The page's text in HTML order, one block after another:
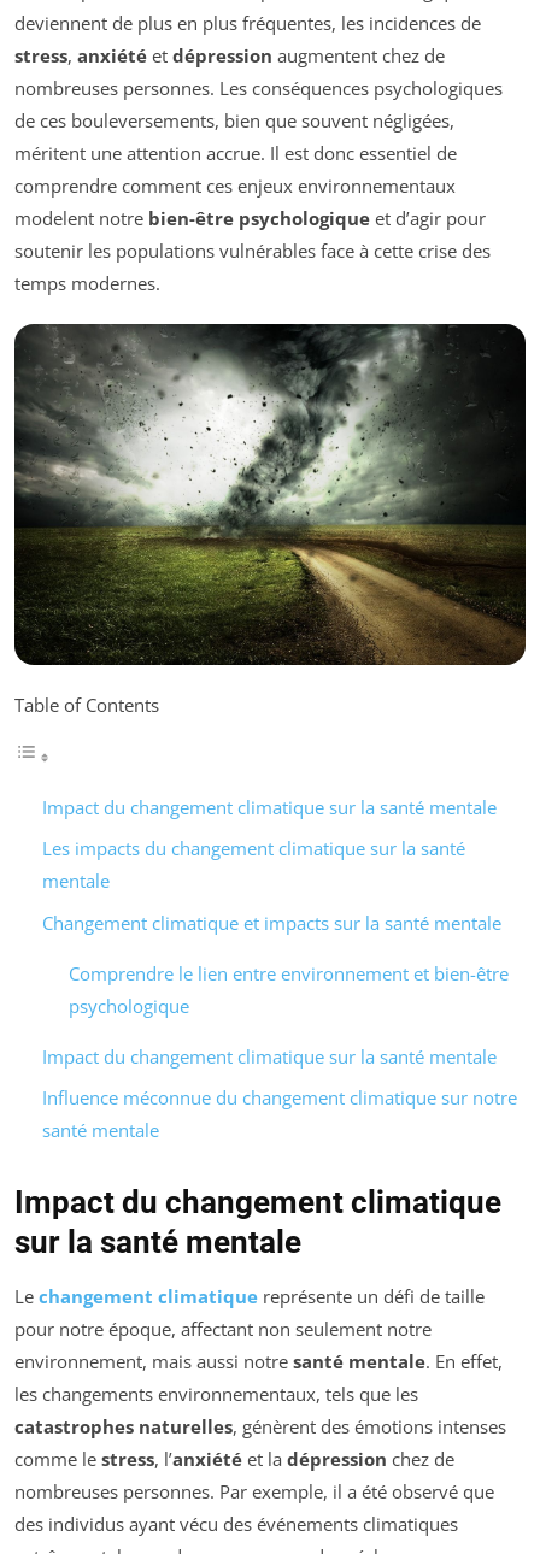
deviennent de plus en plus fréquentes, les incidences de
stress, anxiété et dépression augmentent chez de
nombreuses personnes. Les conséquences psychologiques
de ces bouleversements, bien que souvent négligées,
méritent une attention accrue. Il est donc essentiel de
comprendre comment ces enjeux environnementaux
modelent notre bien-être psychologique et d’agir pour
soutenir les populations vulnérables face à cette crise des
temps modernes.
Table of Contents
Impact du changement climatique sur la santé mentale
Les impacts du changement climatique sur la santé
mentale
Changement climatique et impacts sur la santé mentale
Comprendre le lien entre environnement et bien-être
psychologique
Impact du changement climatique sur la santé mentale
Influence méconnue du changement climatique sur notre
santé mentale
Impact du changement climatique
sur la santé mentale
Le changement climatique représente un défi de taille
pour notre époque, affectant non seulement notre
environnement, mais aussi notre santé mentale. En effet,
les changements environnementaux, tels que les
catastrophes naturelles, génèrent des émotions intenses
comme le stress, l’anxiété et la dépression chez de
nombreuses personnes. Par exemple, il a été observé que
des individus ayant vécu des événements climatiques